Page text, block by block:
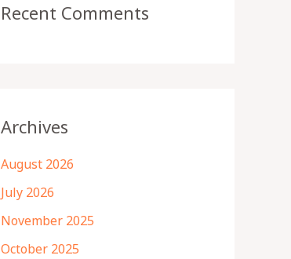
Recent Comments
Archives
August 2026
July 2026
November 2025
October 2025